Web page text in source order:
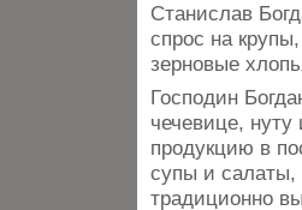
Станислав
спрос на
зерновые
Господин
чечевице,
продукцию в
супы и салаты,
традиционно